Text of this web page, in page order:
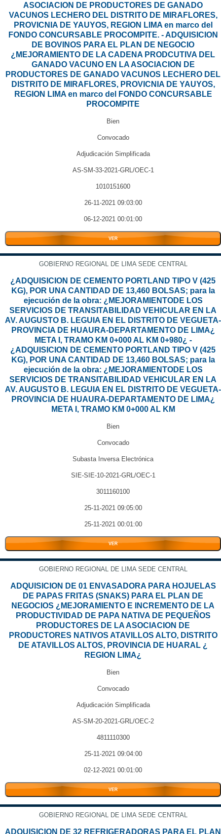
ASOCIACION DE PRODUCTORES DE GANADO
VACUNOS LECHERO DEL DISTRITO DE MIRAFLORES,
PROVICNIA DE YAUYOS, REGION LIMA en marco del
FONDO CONCURSABLE PROCOMPITE. - ADQUISICION
DE BOVINOS PARA EL PLAN DE NEGOCIO
¿MEJORAMIENTO DE LA CADENA PRODCUTIVA DEL
GANADO VACUNO EN LA ASOCIACION DE
PRODUCTORES DE GANADO VACUNOS LECHERO DEL
DISTRITO DE MIRAFLORES, PROVICNIA DE YAUYOS,
REGION LIMA en marco del FONDO CONCURSABLE
PROCOMPITE
Bien
Convocado
Adjudicación Simplificada
AS-SM-33-2021-GRL/OEC-1
1010151600
26-11-2021 09:03:00
06-12-2021 00:01:00
VER
GOBIERNO REGIONAL DE LIMA SEDE CENTRAL
¿ADQUISICION DE CEMENTO PORTLAND TIPO V (425
KG), POR UNA CANTIDAD DE 13,460 BOLSAS; para la
ejecución de la obra: ¿MEJORAMIENTODE LOS
SERVICIOS DE TRANSITABILIDAD VEHICULAR EN LA
AV. AUGUSTO B. LEGUIA EN EL DISTRITO DE VEGUETA-
PROVINCIA DE HUAURA-DEPARTAMENTO DE LIMA¿
META I, TRAMO KM 0+000 AL KM 0+980¿ -
¿ADQUISICION DE CEMENTO PORTLAND TIPO V (425
KG), POR UNA CANTIDAD DE 13,460 BOLSAS; para la
ejecución de la obra: ¿MEJORAMIENTODE LOS
SERVICIOS DE TRANSITABILIDAD VEHICULAR EN LA
AV. AUGUSTO B. LEGUIA EN EL DISTRITO DE VEGUETA-
PROVINCIA DE HUAURA-DEPARTAMENTO DE LIMA¿
META I, TRAMO KM 0+000 AL KM
Bien
Convocado
Subasta Inversa Electrónica
SIE-SIE-10-2021-GRL/OEC-1
3011160100
25-11-2021 09:05:00
25-11-2021 00:01:00
VER
GOBIERNO REGIONAL DE LIMA SEDE CENTRAL
ADQUISICION DE 01 ENVASADORA PARA HOJUELAS
DE PAPAS FRITAS (SNAKS) PARA EL PLAN DE
NEGOCIOS ¿MEJORAMIENTO E INCREMENTO DE LA
PRODUCTIVIDAD DE PAPA NATIVA DE PEQUEÑOS
PRODUCTORES DE LA ASOCIACION DE
PRODUCTORES NATIVOS ATAVILLOS ALTO, DISTRITO
DE ATAVILLOS ALTOS, PROVINCIA DE HUARAL ¿
REGION LIMA¿
Bien
Convocado
Adjudicación Simplificada
AS-SM-20-2021-GRL/OEC-2
4811110300
25-11-2021 09:04:00
02-12-2021 00:01:00
VER
GOBIERNO REGIONAL DE LIMA SEDE CENTRAL
ADQUISICION DE 32 REFRIGERADORAS PARA EL PLAN